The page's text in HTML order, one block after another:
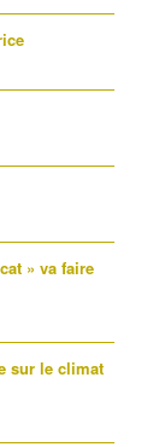
» va faire
sur le climat